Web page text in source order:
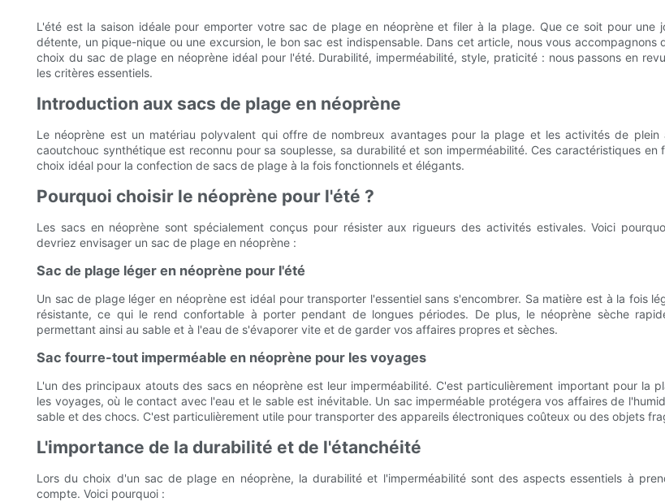
L'été est la saison idéale pour emporter votre sac de plage en néoprène et filer à la plage. Que ce soit pour une
détente, un pique-nique ou une excursion, le bon sac est indispensable. Dans cet article, nous vous accompagnons
choix du sac de plage en néoprène idéal pour l'été. Durabilité, imperméabilité, style, praticité : nous passons en
les critères essentiels.
Introduction aux sacs de plage en néoprène
Le néoprène est un matériau polyvalent qui offre de nombreux avantages pour la plage et les activités de plein
caoutchouc synthétique est reconnu pour sa souplesse, sa durabilité et son imperméabilité. Ces caractéristiques en
choix idéal pour la confection de sacs de plage à la fois fonctionnels et élégants.
Pourquoi choisir le néoprène pour l'été ?
Les sacs en néoprène sont spécialement conçus pour résister aux rigueurs des activités estivales. Voici
devriez envisager un sac de plage en néoprène :
Sac de plage léger en néoprène pour l'été
Un sac de plage léger en néoprène est idéal pour transporter l'essentiel sans s'encombrer. Sa matière est à la fois
résistante, ce qui le rend confortable à porter pendant de longues périodes. De plus, le néoprène sèche
permettant ainsi au sable et à l'eau de s'évaporer vite et de garder vos affaires propres et sèches.
Sac fourre-tout imperméable en néoprène pour les voyages
L'un des principaux atouts des sacs en néoprène est leur imperméabilité. C'est particulièrement important pour la
les voyages, où le contact avec l'eau et le sable est inévitable. Un sac imperméable protégera vos affaires de
sable et des chocs. C'est particulièrement utile pour transporter des appareils électroniques coûteux ou des objets
L'importance de la durabilité et de l'étanchéité
Lors du choix d'un sac de plage en néoprène, la durabilité et l'imperméabilité sont des aspects essentiels à
compte. Voici pourquoi :